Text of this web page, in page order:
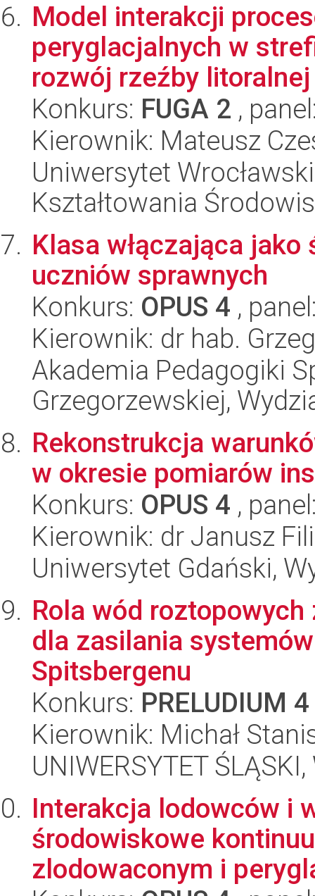
Model interakcji
peryglacjalnych w
rozwój rzeźby
Konkurs: FUGA 2 ,
Kierownik: Mateusz
Uniwersytet
Kształtowania
Klasa włączająca
uczniów sprawnych
Konkurs: OPUS 4 ,
Kierownik: dr hab.
Akademia Pedagogiki
Grzegorzewskiej,
Rekonstrukcja
w okresie pomiarów
Konkurs: OPUS 4 ,
Kierownik: dr Janusz
Uniwersytet Gdański,
Rola wód
dla zasilania
Spitsbergenu
Konkurs: PRELUDIUM 4
Kierownik: Michał
UNIWERSYTET
Interakcja lodowców i
środowiskowe
zlodowaconym i